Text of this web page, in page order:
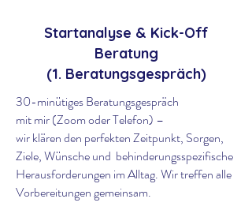
Startanalyse & Kick-Off
Beratung
(1. Beratungsgespräch)
30-minütiges Beratungsgespräch
mit mir (Zoom oder Telefon) –
wir klären den perfekten Zeitpunkt, Sorgen,
Ziele, Wünsche und behinderungsspezifische
Herausforderungen im Alltag. Wir treffen alle
Vorbereitungen gemeinsam.